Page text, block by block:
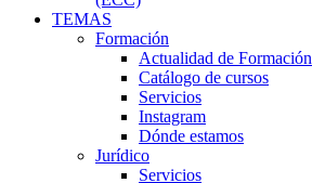
TEMAS
Formación
Actualidad de Formación
Catálogo de cursos
Servicios
Instagram
Dónde estamos
Jurídico
Servicios